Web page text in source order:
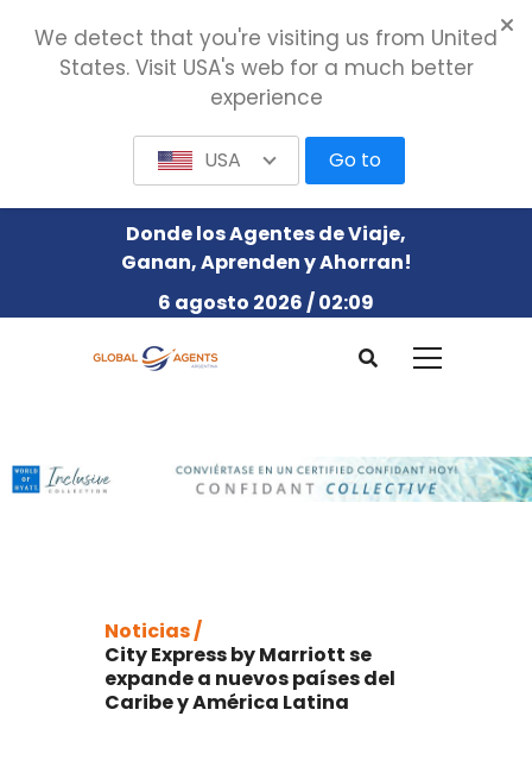
Donde los Agentes de Viaje,
Ganan, Aprenden y Ahorran!
6 agosto 2026 / 02:09
Noticias /
City Express by Marriott se
expande a nuevos países del
Caribe y América Latina
We detect that you're visiting us from United
States. Visit USA's web for a much better
experience
USA Go to